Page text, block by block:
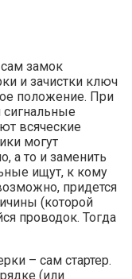
замок
и зачистки ключ
положение. При
сигнальные
всяческие
могут
а то и заменить
ищут, к кому
придется
(которой
проводок. Тогда
– сам стартер.
(или